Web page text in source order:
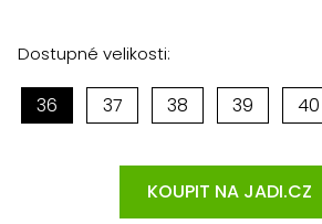
Dostupné velikosti:
36 37 38 39 40
KOUPIT NA JADI.CZ